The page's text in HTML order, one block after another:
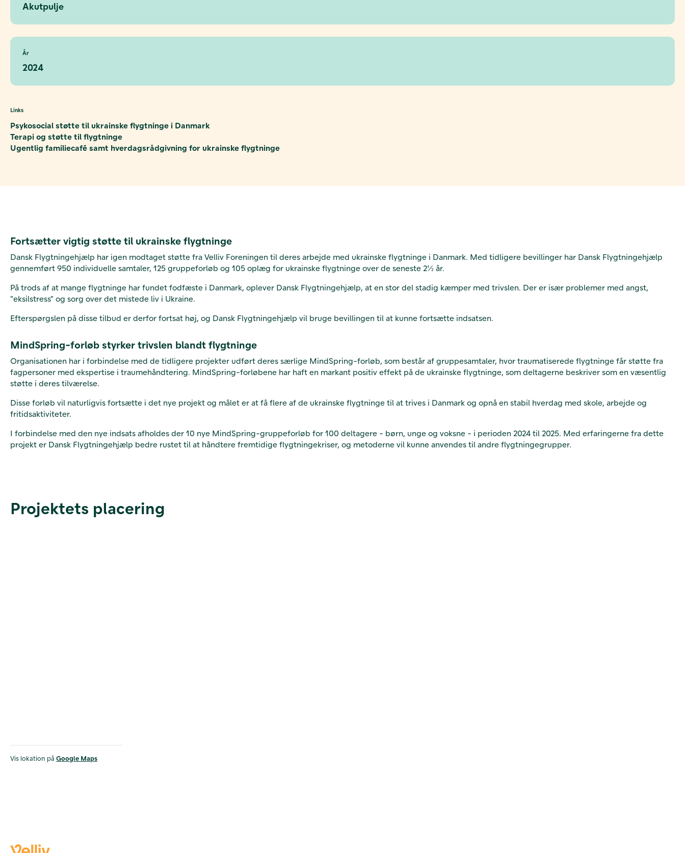
Akutpulje
År
2024
Links
Psykosocial støtte til ukrainske flygtninge i Danmark
Terapi og støtte til flygtninge
Ugentlig familiecafé samt hverdagsrådgivning for ukrainske flygtninge
Fortsætter vigtig støtte til ukrainske flygtninge
Dansk Flygtningehjælp har igen modtaget støtte fra Velliv Foreningen til deres arbejde med ukrainske flygtninge i Danmark. Med tidligere bevillinger har Dansk Flygtningehjælp
gennemført 950 individuelle samtaler, 125 gruppeforløb og 105 oplæg for ukrainske flygtninge over de seneste 2½ år.
På trods af at mange flygtninge har fundet fodfæste i Danmark, oplever Dansk Flygtningehjælp, at en stor del stadig kæmper med trivslen. Der er især problemer med angst,
"eksilstress" og sorg over det mistede liv i Ukraine.
Efterspørgslen på disse tilbud er derfor fortsat høj, og Dansk Flygtningehjælp vil bruge bevillingen til at kunne fortsætte indsatsen.
MindSpring-forløb styrker trivslen blandt flygtninge
Organisationen har i forbindelse med de tidligere projekter udført deres særlige MindSpring-forløb, som består af gruppesamtaler, hvor traumatiserede flygtninge får støtte fra
fagpersoner med ekspertise i traumehåndtering. MindSpring-forløbene har haft en markant positiv effekt på de ukrainske flygtninge, som deltagerne beskriver som en væsentlig
støtte i deres tilværelse.
Disse forløb vil naturligvis fortsætte i det nye projekt og målet er at få flere af de ukrainske flygtninge til at trives i Danmark og opnå en stabil hverdag med skole, arbejde og
fritidsaktiviteter.
I forbindelse med den nye indsats afholdes der 10 nye MindSpring-gruppeforløb for 100 deltagere - børn, unge og voksne - i perioden 2024 til 2025. Med erfaringerne fra dette
projekt er Dansk Flygtningehjælp bedre rustet til at håndtere fremtidige flygtningekriser, og metoderne vil kunne anvendes til andre flygtningegrupper.
Projektets placering
Vis lokation på Google Maps